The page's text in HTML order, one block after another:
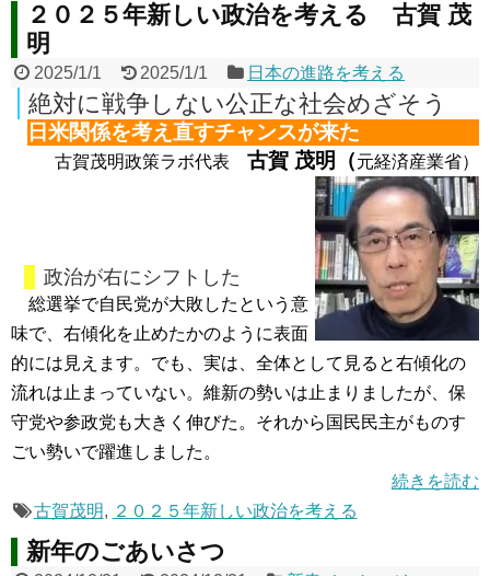
２０２５年新しい政治を考える 古賀 茂
明
2025/1/1 2025/1/1 日本の進路を考える
絶対に戦争しない公正な社会めざそう
日米関係を考え直すチャンスが来た
古賀茂明政策ラボ代表 古賀 茂明（元経済産業省）
政治が右にシフトした
総選挙で自民党が大敗したという意
味で、右傾化を止めたかのように表面
的には見えます。でも、実は、全体として見ると右傾化の
流れは止まっていない。維新の勢いは止まりましたが、保
守党や参政党も大きく伸びた。それから国民民主がものす
ごい勢いで躍進しました。
続きを読む
古賀茂明, ２０２５年新しい政治を考える
新年のごあいさつ